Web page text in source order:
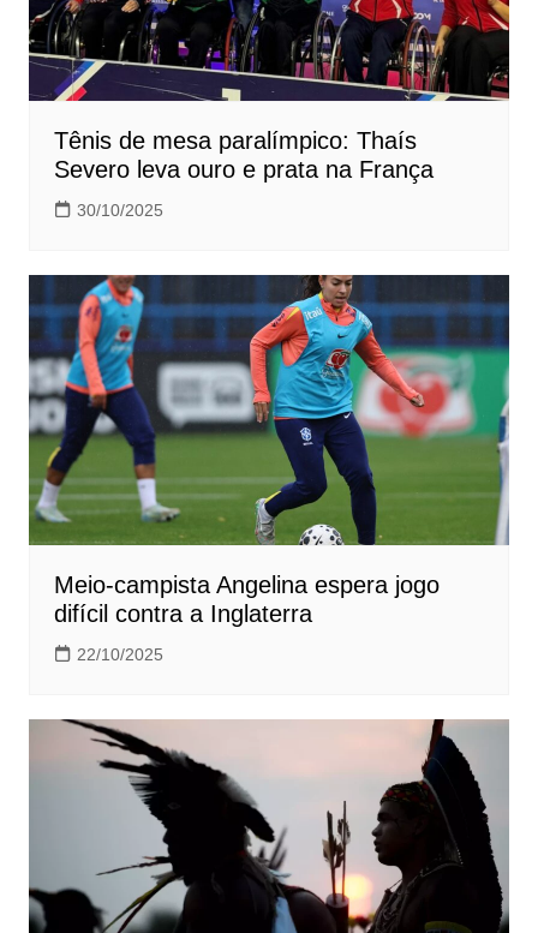
Tênis de mesa paralímpico: Thaís
Severo leva ouro e prata na França
30/10/2025
Meio-campista Angelina espera jogo
difícil contra a Inglaterra
22/10/2025